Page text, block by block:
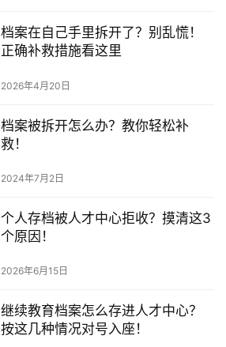
档案在自己手里拆开了？别乱慌！
正确补救措施看这里
2026年4月20日
档案被拆开怎么办？教你轻松补
救！
2024年7月2日
个人存档被人才中心拒收？摸清这3
个原因！
2026年6月15日
继续教育档案怎么存进人才中心？
按这几种情况对号入座！